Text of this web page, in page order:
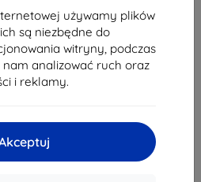
używamy plików
są niezbędne do
witryny, podczas
analizować ruch oraz
i reklamy.